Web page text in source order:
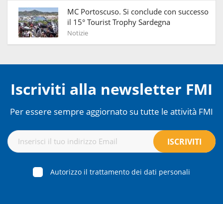
MC Portoscuso. Si conclude con successo
il 15° Tourist Trophy Sardegna
Notizie
Iscriviti alla newsletter FMI
Per essere sempre aggiornato su tutte le attività FMI
Autorizzo il trattamento dei dati personali